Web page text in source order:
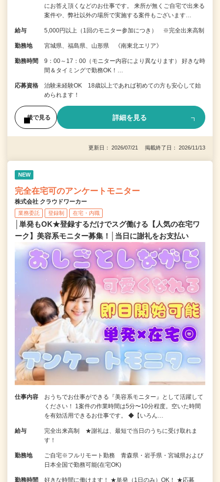
にお答え頂くなどのお仕事です。 来所が無くご自宅で出来る
案件や、弊社以外の場所で実施する案件もございます…
給与 5,000円以上（1回のモニター参加につき） ※完全出来高制
勤務地 宮城県、福島県、山形県 《南東北エリア》
勤務時間
9：00～17：00（モニター内容により異なります） 好きな時
間＆タイミングで勤務OK！…
応募資格
治験未経験OK 18歳以上であれば初めての方も安心して始
められます！
後で見る 詳細を見る
更新日： 2026/07/21 掲載終了日： 2026/11/13
NEW
完全在宅可のアンケートモニター
株式会社 クラウドワーカー
業務委託 登録制 在宅・内職
│単発もOK★登録するだけでスグ働ける【人気の在宅ワ
ーク】美容系モニター募集！│当日に謝礼をお支払い
仕事内容
おうちでお仕事ができる『美容系モニター』として活躍して
ください！ 1案件の作業時間は5分〜10分程度。空いた時間
を有効活用できるお仕事です。 ◆【いろん…
給与
完全出来高制 ★謝礼は、最短で当日のうちに受け取れま
す！
勤務地
ご自宅※フルリモート勤務 青森県・岩手県・宮城県および
日本全国で勤務可能(在宅OK)
勤務時間
好きな時間に働けます！ ★単発（1日のみ）OK！ ★応募